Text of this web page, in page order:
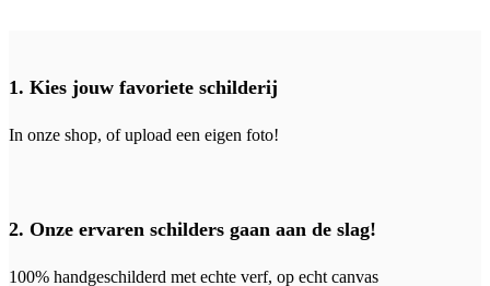
1. Kies jouw favoriete schilderij
In onze shop, of upload een eigen foto!
2. Onze ervaren schilders gaan aan de slag!
100% handgeschilderd met echte verf, op echt canvas